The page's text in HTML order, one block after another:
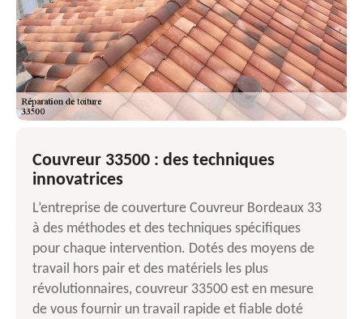
Couvreur 33500 : des techniques
innovatrices
L’entreprise de couverture Couvreur Bordeaux 33
à des méthodes et des techniques spécifiques
pour chaque intervention. Dotés des moyens de
travail hors pair et des matériels les plus
révolutionnaires, couvreur 33500 est en mesure
de vous fournir un travail rapide et fiable doté